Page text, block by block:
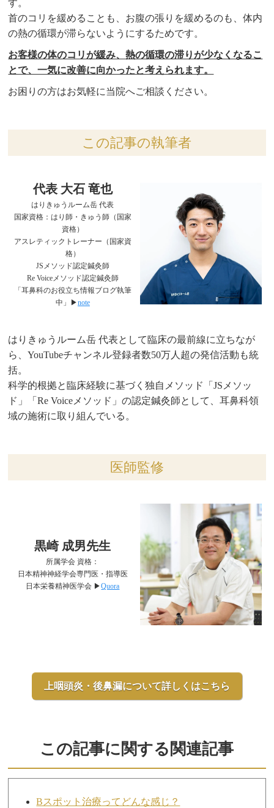
す。
首のコリを緩めることも、お腹の張りを緩めるのも、体内
の熱の循環が滞らないようにするためです。
お客様の体のコリが緩み、熱の循環の滞りが少なくなるこ
とで、一気に改善に向かったと考えられます。
お困りの方はお気軽に当院へご相談ください。
この記事の執筆者
代表 大石 竜也
はりきゅうルーム岳 代表
国家資格：はり師・きゅう師（国家
資格）
アスレティックトレーナー（国家資
格）
JSメソッド認定鍼灸師
Re Voiceメソッド認定鍼灸師
「耳鼻科のお役立ち情報ブログ執筆
中」▶︎note
はりきゅうルーム岳 代表として臨床の最前線に立ちなが
ら、YouTubeチャンネル登録者数50万人超の発信活動も統
括。
科学的根拠と臨床経験に基づく独自メソッド「JSメソッ
ド」「Re Voiceメソッド」の認定鍼灸師として、耳鼻科領
域の施術に取り組んでいる。
医師監修
黒崎 成男先生
所属学会 資格：
日本精神神経学会専門医・指導医
日本栄養精神医学会 ▶︎Quora
上咽頭炎・後鼻漏について詳しくはこちら
この記事に関する関連記事
Bスポット治療ってどんな感じ？